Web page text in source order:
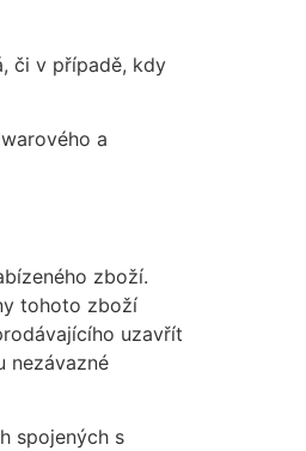
či v případě, kdy
a
zboží.
tohoto zboží
uzavřít
nezávazné
spojených s